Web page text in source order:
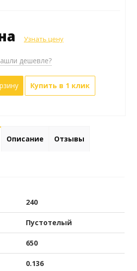
Узнать цену
дешевле?
Купить в 1 клик
Описание Отзывы
240
Пустотелый
650
0.136